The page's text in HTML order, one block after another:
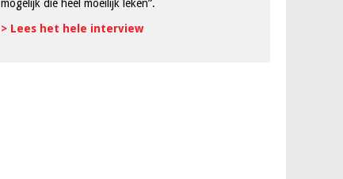
mogelijk die heel moeilijk leken”.
> Lees het hele interview